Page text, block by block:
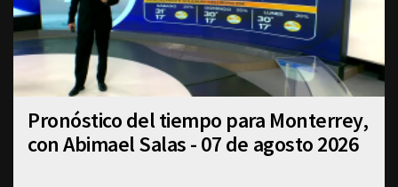
Pronóstico del tiempo para Monterrey,
con Abimael Salas - 07 de agosto 2026